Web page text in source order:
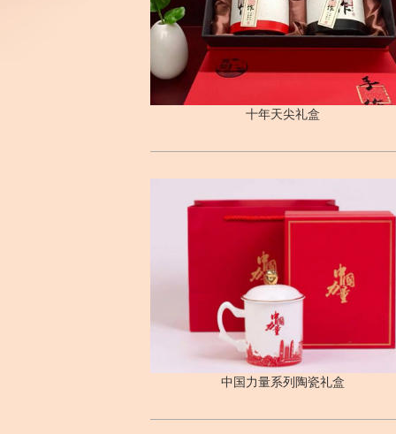
十年天尖礼盒
中国力量系列陶瓷礼盒